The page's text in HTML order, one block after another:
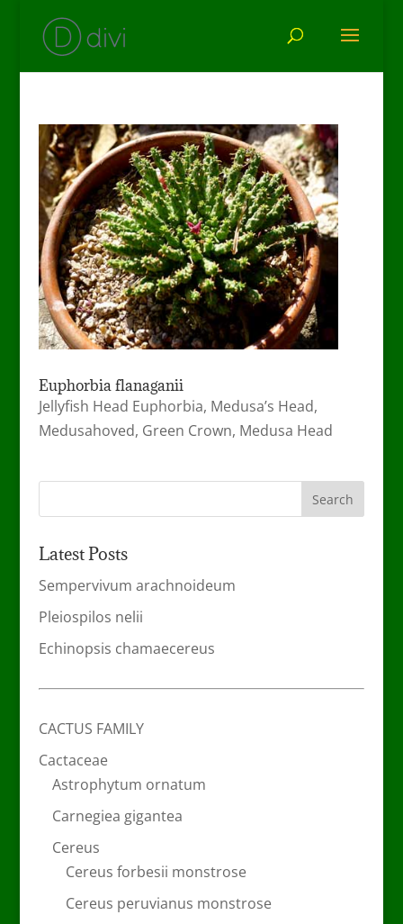
Euphorbia flanaganii
Jellyfish Head Euphorbia, Medusa’s Head,
Medusahoved, Green Crown, Medusa Head
Latest Posts
Sempervivum arachnoideum
Pleiospilos nelii
Echinopsis chamaecereus
CACTUS FAMILY
Cactaceae
Astrophytum ornatum
Carnegiea gigantea
Cereus
Cereus forbesii monstrose
Cereus peruvianus monstrose